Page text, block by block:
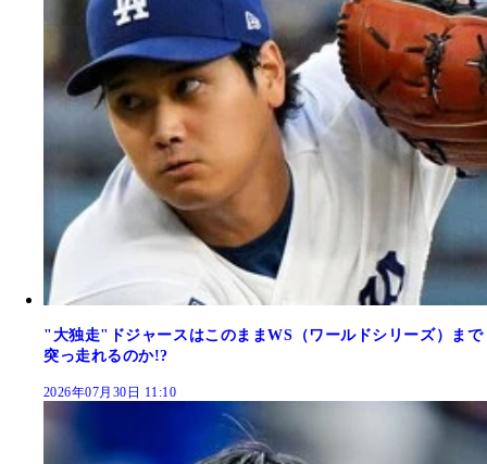
"大独走"ドジャースはこのままWS（ワールドシリーズ）まで
突っ走れるのか!?
2026年07月30日 11:10